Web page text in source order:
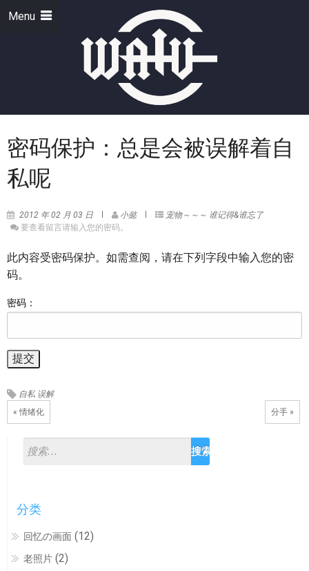
Menu
密码保护：总是会被误解着自
私呢
2012 年 02 月 03 日 小懿 宠物～～～ 谁记得&谁忘了
要查看留言请输入您的密码。
此内容受密码保护。如需查阅，请在下列字段中输入您的密
码。
密码：
自私 误解
« 情绪化
分手 »
分类
回忆の画面 (12)
老照片 (2)